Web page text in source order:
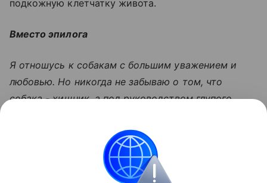
подкожную клетчатку живота.
Вместо эпилога
Я отношусь к собакам с большим уважением и
любовью. Но никогда не забываю о том, что
собака - хищник, а под руководством глупого
представлять огромную опасность, особенно для
ребенка. Изо всех сил желаю всем вам, чтобы все
изложенные выше способы вам никогда не